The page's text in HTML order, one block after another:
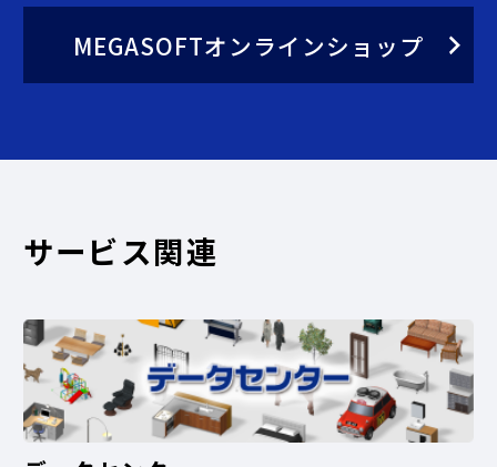
MEGASOFTオンラインショップ
サービス関連